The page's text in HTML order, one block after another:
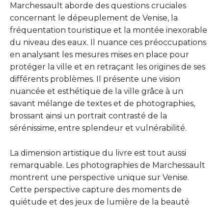
Marchessault aborde des questions cruciales
concernant le dépeuplement de Venise, la
fréquentation touristique et la montée inexorable
du niveau des eaux. Il nuance ces préoccupations
en analysant les mesures mises en place pour
protéger la ville et en retraçant les origines de ses
différents problèmes. Il présente une vision
nuancée et esthétique de la ville grâce à un
savant mélange de textes et de photographies,
brossant ainsi un portrait contrasté de la
sérénissime, entre splendeur et vulnérabilité.
La dimension artistique du livre est tout aussi
remarquable. Les photographies de Marchessault
montrent une perspective unique sur Venise.
Cette perspective capture des moments de
quiétude et des jeux de lumière de la beauté